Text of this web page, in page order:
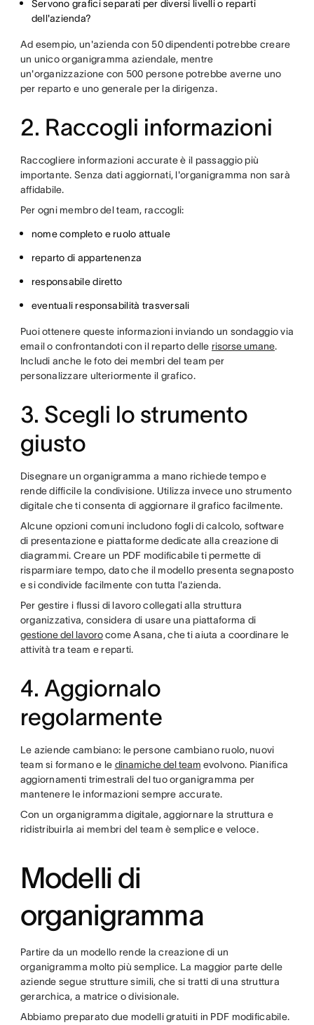
Servono grafici separati per diversi livelli o reparti
dell'azienda?
Ad esempio, un'azienda con 50 dipendenti potrebbe creare
un unico organigramma aziendale, mentre
un'organizzazione con 500 persone potrebbe averne uno
per reparto e uno generale per la dirigenza.
2. Raccogli informazioni
Raccogliere informazioni accurate è il passaggio più
importante. Senza dati aggiornati, l'organigramma non sarà
affidabile.
Per ogni membro del team, raccogli:
nome completo e ruolo attuale
reparto di appartenenza
responsabile diretto
eventuali responsabilità trasversali
Puoi ottenere queste informazioni inviando un sondaggio via
email o confrontandoti con il reparto delle risorse umane.
Includi anche le foto dei membri del team per
personalizzare ulteriormente il grafico.
3. Scegli lo strumento
giusto
Disegnare un organigramma a mano richiede tempo e
rende difficile la condivisione. Utilizza invece uno strumento
digitale che ti consenta di aggiornare il grafico facilmente.
Alcune opzioni comuni includono fogli di calcolo, software
di presentazione e piattaforme dedicate alla creazione di
diagrammi. Creare un PDF modificabile ti permette di
risparmiare tempo, dato che il modello presenta segnaposto
e si condivide facilmente con tutta l'azienda.
Per gestire i flussi di lavoro collegati alla struttura
organizzativa, considera di usare una piattaforma di
gestione del lavorocome Asana, che ti aiuta a coordinare le
attività tra team e reparti.
4. Aggiornalo
regolarmente
Le aziende cambiano: le persone cambiano ruolo, nuovi
team si formano e le dinamiche del team evolvono. Pianifica
aggiornamenti trimestrali del tuo organigramma per
mantenere le informazioni sempre accurate.
Con un organigramma digitale, aggiornare la struttura e
ridistribuirla ai membri del team è semplice e veloce.
Modelli di
organigramma
Partire da un modello rende la creazione di un
organigramma molto più semplice. La maggior parte delle
aziende segue strutture simili, che si tratti di una struttura
gerarchica, a matrice o divisionale.
Abbiamo preparato due modelli gratuiti in PDF modificabile.